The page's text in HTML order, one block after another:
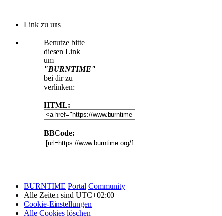
Link zu uns
Benutze bitte
diesen Link
um
"BURNTIME"
bei dir zu
verlinken:
HTML:
BBCode:
BURNTIME Portal Community
Alle Zeiten sind UTC+02:00
Cookie-Einstellungen
Alle Cookies löschen